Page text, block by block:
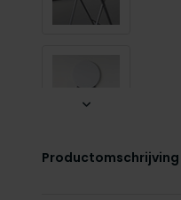
Productomschrijving